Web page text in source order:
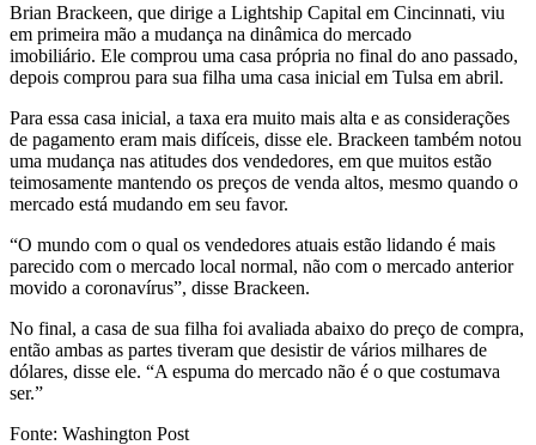
Brian Brackeen, que dirige a Lightship Capital em Cincinnati, viu
em primeira mão a mudança na dinâmica do mercado
imobiliário. Ele comprou uma casa própria no final do ano passado,
depois comprou para sua filha uma casa inicial em Tulsa em abril.
Para essa casa inicial, a taxa era muito mais alta e as considerações
de pagamento eram mais difíceis, disse ele. Brackeen também notou
uma mudança nas atitudes dos vendedores, em que muitos estão
teimosamente mantendo os preços de venda altos, mesmo quando o
mercado está mudando em seu favor.
“O mundo com o qual os vendedores atuais estão lidando é mais
parecido com o mercado local normal, não com o mercado anterior
movido a coronavírus”, disse Brackeen.
No final, a casa de sua filha foi avaliada abaixo do preço de compra,
então ambas as partes tiveram que desistir de vários milhares de
dólares, disse ele. “A espuma do mercado não é o que costumava
ser.”
Fonte: Washington Post